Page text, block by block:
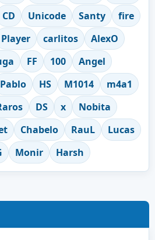
CD Unicode Santy
fire
Player carlitos
AlexO
FF 100
Angel
Pablo HS M1014
m4a1
DS x
Nobita
Chabelo RauL
Lucas
Monir Harsh